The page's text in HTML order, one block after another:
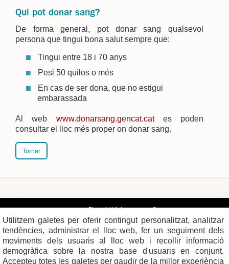
Qui pot donar sang?
De forma general, pot donar sang qualsevol
persona que tingui bona salut sempre que:
Tingui entre 18 i 70 anys
Pesi 50 quilos o més
En cas de ser dona, que no estigui
embarassada
Al web www.donarsang.gencat.cates poden
consultar el lloc més proper on donar sang.
Tornar
Plaça del Vi, 1
Tel. 972 419 010
Contacte
Mapa de xarxes
Avís legal
Utilitzem galetes per oferir contingut personalitzat, analitzar
tendències, administrar el lloc web, fer un seguiment dels
moviments dels usuaris al lloc web i recollir informació
demogràfica sobre la nostra base d'usuaris en conjunt.
Accepteu totes les galetes per gaudir de la millor experiència